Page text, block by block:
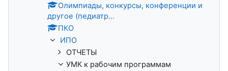
Олимпиады, конкурсы, конференции и
другое (педиатр...
ПКО
ИПО
ОТЧЕТЫ
УМК к рабочим программам